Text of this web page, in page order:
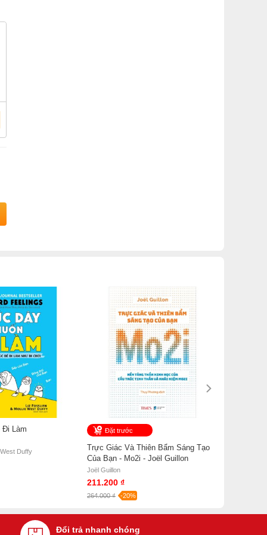
Đi Làm
Duffy
Đặt trước
Trực Giác Và Thiên Bẩm Sáng Tạo
Của Bạn - Mo2i - Joël Guillon
Joël Guillon
211.200 ₫
264.000 ₫ -20%
Đổi trả nhanh chóng